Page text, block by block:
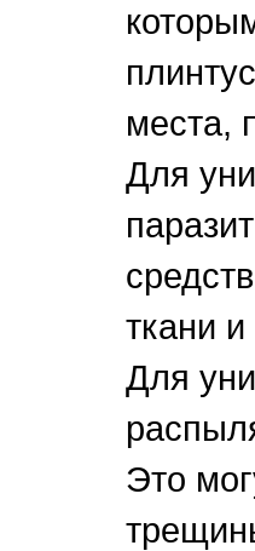
места,
Для
ткани
Для
Это